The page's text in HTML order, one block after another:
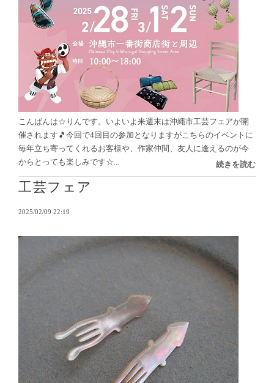
こんばんは☆りんです。いよいよ来週末は沖縄市工芸フェアが開
催されます🎵今回で4回目の参加となりますがこちらのイベントに
毎年立ち寄ってくれるお客様や、作家仲間、友人に逢えるのが今
からとっても楽しみです☆...
続きを読む
工芸フェア
2025/02/09 22:19